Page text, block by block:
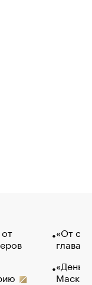
«От
глава
Маск в